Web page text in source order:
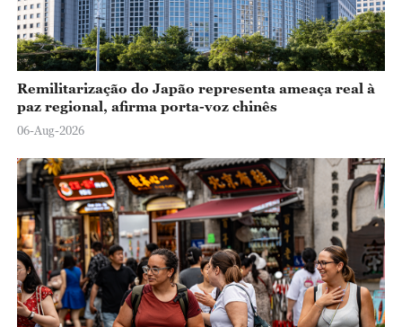
Remilitarização do Japão representa ameaça real à
paz regional, afirma porta-voz chinês
06-Aug-2026